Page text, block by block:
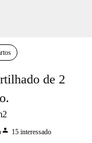
de 2
person 15 interessado